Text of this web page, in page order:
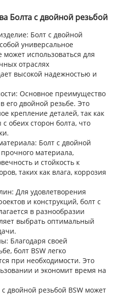
Болта с двойной резьбой
: Болт с двойной
универсальное
использоваться для
отраслях
высокой надежностью и
: Основное преимущество
его двойной резьбе. Это
крепление деталей, так как
обеих сторон болта, что
: Болт с двойной
материала,
и стойкость к
таких как влага, коррозия
: Для удовлетворения
и конструкций, болт с
в разнообразии
выбрать оптимальный
: Благодаря своей
болт BSW легко
при необходимости. Это
и экономит время на
с двойной резьбой BSW может